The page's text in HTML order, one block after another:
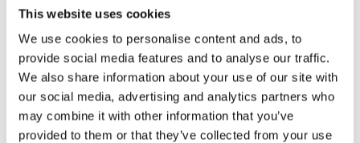
This website uses cookies
We use cookies to personalise content and ads, to
provide social media features and to analyse our traffic.
We also share information about your use of our site with
our social media, advertising and analytics partners who
may combine it with other information that you’ve
provided to them or that they’ve collected from your use
29 Gennaio 2016
Vogue
28 Gennaio 2016
ARCHIVIO